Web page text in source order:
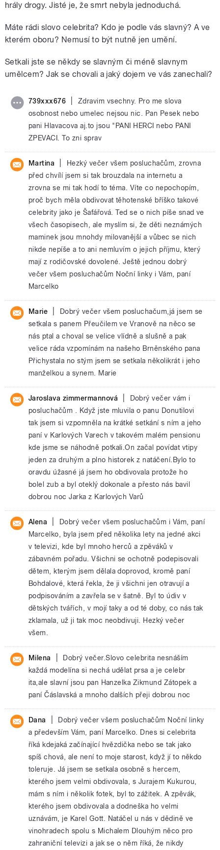
hrály drogy. Jisté je, že smrt nebyla jednoduchá.
Máte rádi slovo celebrita? Kdo je podle vás slavný? A ve
kterém oboru? Nemusí to být nutně jen umění.
Setkali jste se někdy se slavným či méně slavnym
umělcem? Jak se chovali a jaký dojem ve vás zanechali?​
739xxx676
Zdravim vsechny. Pro me slova
osobnost nebo umelec nejsou nic. Pan Pesek nebo
pani Hlavacova aj.to jsou "PANI HERCI nebo PANI
ZPEVACI. To zni sprav
Martina
Hezký večer všem posluchačům, zrovna
před chvílí jsem si tak brouzdala na internetu a
zrovna se mi tak hodí to téma. Víte co nepochopím,
proč bych měla obdivovat těhotenské bříško takové
celebrity jako je Šafářová. Ted se o nich píše snad ve
všech časopisech, ale myslím si, že děti neznámých
maminek jsou mnohdy milovanější a vůbec se nich
nikde nepíše a to ani nemluvím o jejich příjmu, který
mají z rodičovské dovolené. Ještě jednou dobrý
večer všem posluchačům Noční linky i Vám, paní
Marcelko
Marie
Dobrý večer všem posluchačum,já jsem se
setkala s panem Přeučilem ve Vranově na něco se
nás ptal a choval se velice vlídně a slušně a pak
velice ráda vzpomínám na našeho Brněnského pana
Přichystala no stým jsem se setkala několikrát i jeho
manželkou a synem. Marie
Jaroslava zimmermannová
Dobrý večer vám i
posluchačům . Když jste mluvila o panu Donutilovi
tak jsem si vzpomněla na krátké setkání s ním a jeho
paní v Karlových Varech v takovém malém pensionu
kde jsme se náhodně potkali.On začal povídat vtipy
jeden za druhým a plno historek z natáčení.Bylo to
oravdu úžasné já jsem ho obdivovala protože ho
bolel zub a byl oteklý dokonale a přesto nás bavil
dobrou noc Jarka z Karlových Varů
Alena
Dobrý večer všem posluchačům i Vám, paní
Marcelko, byla jsem před několika lety na jedné akci
v televizi, kde byl mnoho herců a zpěváků v
zábavném pořadu. Všichni se ochotně podepisovali
dětem, kterým jsem dělala doprovod, kromě paní
Bohdalové, která řekla, že ji všichni jen otravují a
podpisováním a zavřela se v šatně. Byl to údiv v
dětských tvářích, v mojí taky a od té doby, co nás tak
zklamala, už ji tak moc neobdivuji. Hezký večer
všem.
Milena
Dobrý večer.Slovo celebrita nesnáším
každá modelína si nechá udělat prsa a je celebr
ita,ale slavní jsou pan Hanzelka Zikmund Zátopek a
paní Čáslavská a mnoho dalších přeji dobrou noc
Dana
Dobrý večer všem posluchačům Noční linky
a především Vám, paní Marcelko. Dnes si celebrita
říká kdejaká začínající hvězdička nebo se tak jako
spíš chová, ale není to moje starost, když jí to někdo
toleruje. Já jsem se setkala osobně s hercem,
kterého jsem velmi obdivovala, s Jurajem Kukurou,
mám s ním i několik fotek, byl to zážitek. A zpěvák,
kterého jsem obdivovala a dodneška ho velmi
uznávám, je Karel Gott. Natáčel u nás v dědině ve
vinohradech spolu s Michalem Dlouhým něco pro
zahraniční televizi a jak se o něm říká, že nikdy